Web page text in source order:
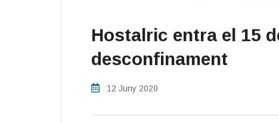
Hostalric entra el 15
desconfinament
12 Juny 2020